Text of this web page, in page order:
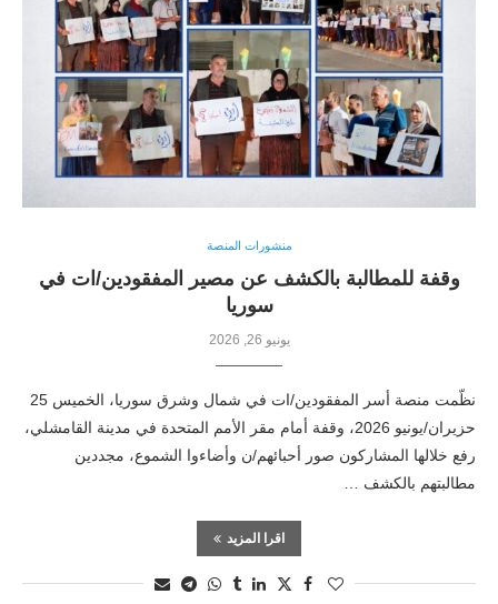
منشورات المنصة
وقفة للمطالبة بالكشف عن مصير المفقودين/ات في
سوريا
يونيو 26, 2026
نظّمت منصة أسر المفقودين/ات في شمال وشرق سوريا، الخميس 25
حزيران/يونيو 2026، وقفة أمام مقر الأمم المتحدة في مدينة القامشلي،
رفع خلالها المشاركون صور أحبائهم/ن وأضاءوا الشموع، مجددين
مطالبتهم بالكشف …
اقرا المزيد